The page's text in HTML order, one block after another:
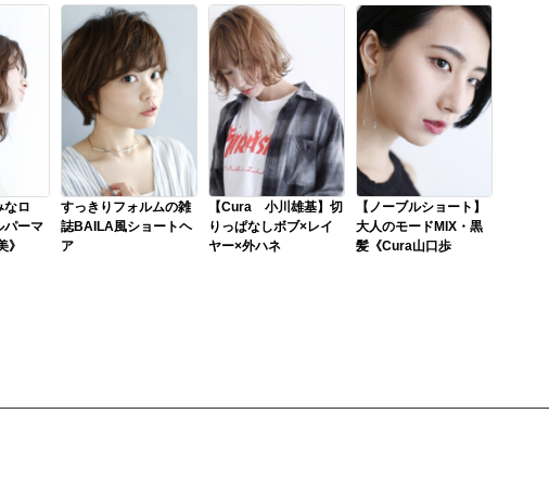
なロ
パーマ
》
すっきりフォルムの雑
誌BAILA風ショートヘ
ア
【Cura 小川雄基】切
りっぱなしボブ×レイ
ヤー×外ハネ
【ノーブルショート】
大人のモードMIX・黒
髪《Cura山口歩